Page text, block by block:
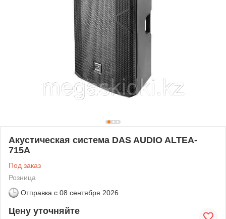
Акустическая система DAS AUDIO ALTEA-
715A
Под заказ
Розница
Отправка с 08 сентября 2026
Цену уточняйте